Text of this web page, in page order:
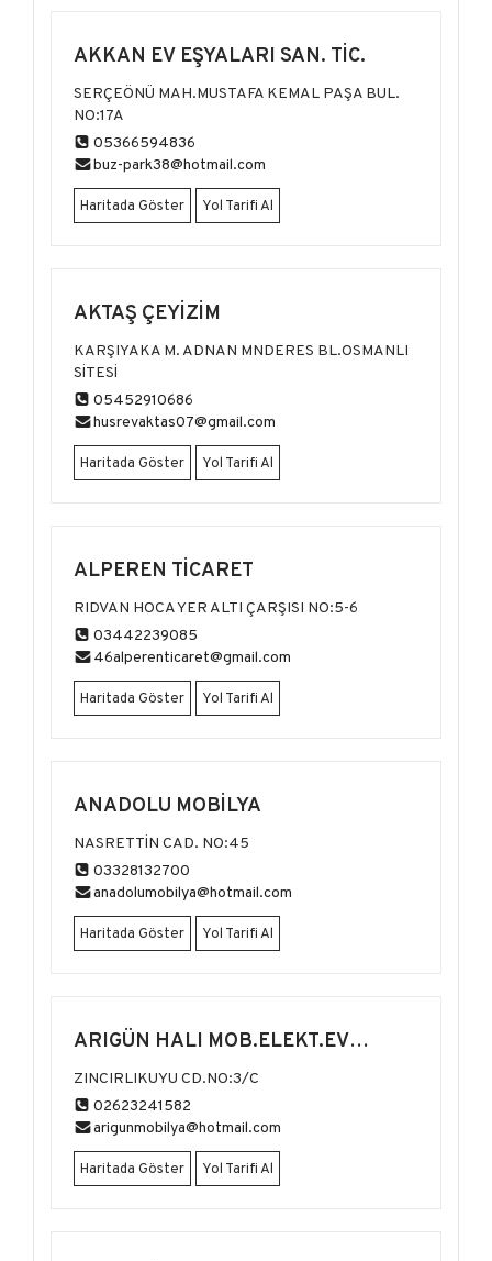
AKKAN EV EŞYALARI SAN. TİC.
SERÇEÖNÜ MAH.MUSTAFA KEMAL PAŞA BUL.
NO:17A
05366594836
buz-park38@hotmail.com
Haritada Göster Yol Tarifi Al
AKTAŞ ÇEYİZİM
KARŞIYAKA M. ADNAN MNDERES BL.OSMANLI
SİTESİ
05452910686
husrevaktas07@gmail.com
Haritada Göster Yol Tarifi Al
ALPEREN TİCARET
RIDVAN HOCA YER ALTI ÇARŞISI NO:5-6
03442239085
46alperenticaret@gmail.com
Haritada Göster Yol Tarifi Al
ANADOLU MOBİLYA
NASRETTİN CAD. NO:45
03328132700
anadolumobilya@hotmail.com
Haritada Göster Yol Tarifi Al
ARIGÜN HALI MOB.ELEKT.EV
ALETLERİ
ZINCIRLIKUYU CD.NO:3/C
02623241582
arigunmobilya@hotmail.com
Haritada Göster Yol Tarifi Al